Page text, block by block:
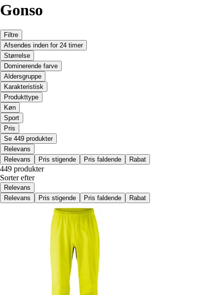
Gonso
Filtre
Afsendes inden for 24 timer
Størrelse
Dominerende farve
Aldersgruppe
Karakteristisk
Produkttype
Køn
Sport
Pris
Se 449 produkter
Relevans
Relevans
Pris stigende Pris faldende Rabat
449 produkter
Sorter efter
Relevans
Relevans
Pris stigende Pris faldende Rabat